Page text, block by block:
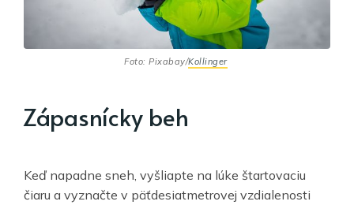
Foto: Pixabay/Kollinger
Zápasnícky beh
Keď napadne sneh, vyšliapte na lúke štartovaciu
čiaru a vyznačte v päťdesiatmetrovej vzdialenosti